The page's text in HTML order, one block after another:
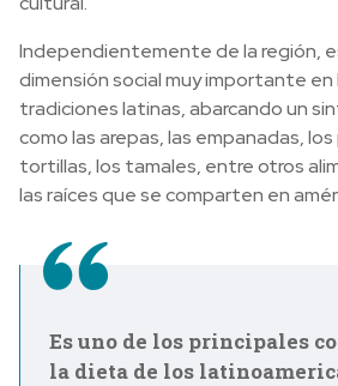
Independientemente de la región,
dimensión social muy importante en
tradiciones latinas, abarcando un
como las arepas, las empanadas,
tortillas, los tamales, entre otros
las raíces que se comparten en
Es uno de los principales
la dieta de los